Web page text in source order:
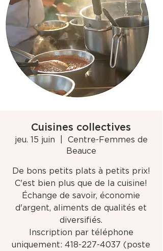
Cuisines collectives
jeu. 15 juin
Centre-Femmes de
Beauce
De bons petits plats à petits prix!
C'est bien plus que de la cuisine!
Échange de savoir, économie
d'argent, aliments de qualités et
diversifiés.
Inscription par téléphone
uniquement: 418-227-4037 (poste